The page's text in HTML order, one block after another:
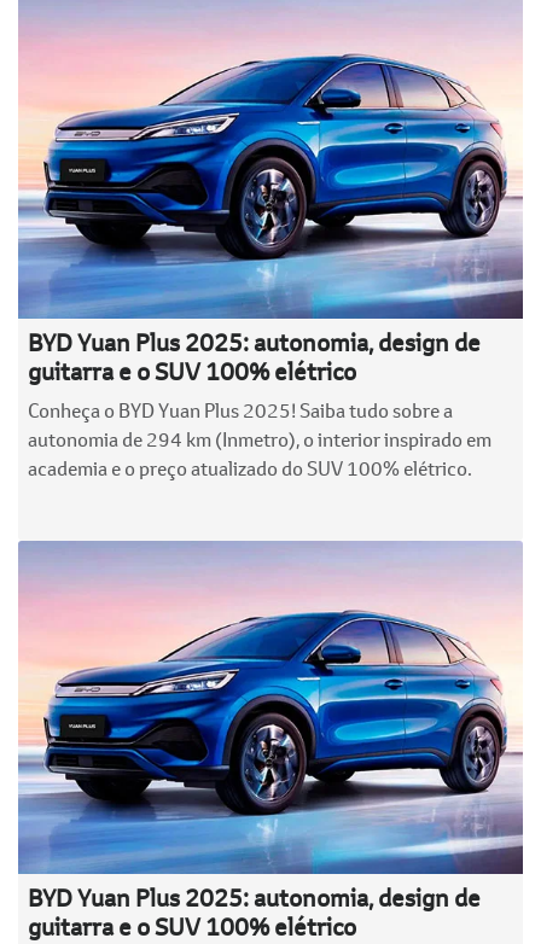
BYD Yuan Plus 2025: autonomia, design de
guitarra e o SUV 100% elétrico
Conheça o BYD Yuan Plus 2025! Saiba tudo sobre a
autonomia de 294 km (Inmetro), o interior inspirado em
academia e o preço atualizado do SUV 100% elétrico.
BYD Yuan Plus 2025: autonomia, design de
guitarra e o SUV 100% elétrico